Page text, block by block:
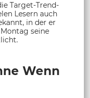
Target-Trend-
Lesern auch
in der er
seine
Wenn